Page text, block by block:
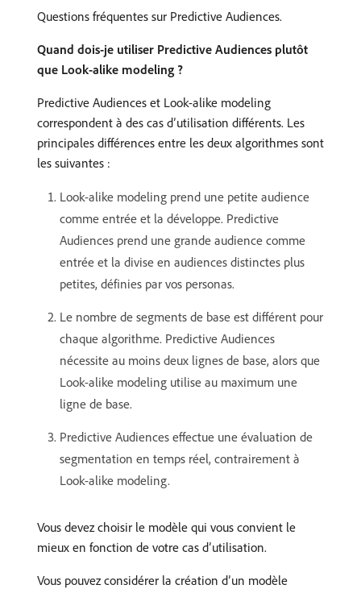
Questions fréquentes sur Predictive Audiences.
Quand dois-je utiliser Predictive Audiences plutôt
que Look-alike modeling ?
Predictive Audiences et Look-alike modeling
correspondent à des cas d’utilisation différents. Les
principales différences entre les deux algorithmes sont
les suivantes :
Look-alike modeling prend une petite audience
comme entrée et la développe. Predictive
Audiences prend une grande audience comme
entrée et la divise en audiences distinctes plus
petites, définies par vos personas.
Le nombre de segments de base est différent pour
chaque algorithme. Predictive Audiences
nécessite au moins deux lignes de base, alors que
Look-alike modeling utilise au maximum une
ligne de base.
Predictive Audiences effectue une évaluation de
segmentation en temps réel, contrairement à
Look-alike modeling.
Vous devez choisir le modèle qui vous convient le
mieux en fonction de votre cas d’utilisation.
Vous pouvez considérer la création d’un modèle